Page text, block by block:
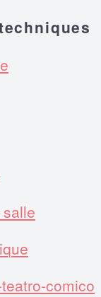
comico